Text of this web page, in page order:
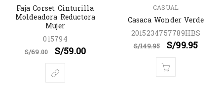
Faja Corset Cinturilla
Moldeadora Reductora
Mujer
015794
S/69.00 S/59.00
CASUAL
Casaca Wonder Verde
2015234757789HBS
S/149.95 S/99.95